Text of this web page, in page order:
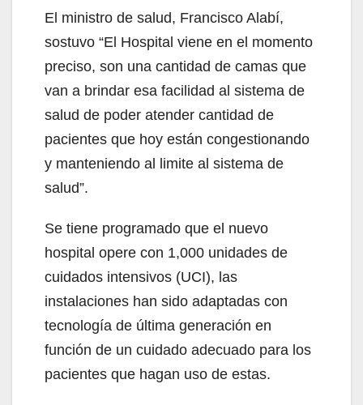
El ministro de salud, Francisco Alabí,
sostuvo “El Hospital viene en el momento
preciso, son una cantidad de camas que
van a brindar esa facilidad al sistema de
salud de poder atender cantidad de
pacientes que hoy están congestionando
y manteniendo al limite al sistema de
salud”.
Se tiene programado que el nuevo
hospital opere con 1,000 unidades de
cuidados intensivos (UCI), las
instalaciones han sido adaptadas con
tecnología de última generación en
función de un cuidado adecuado para los
pacientes que hagan uso de estas.